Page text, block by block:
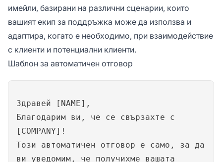
имейли, базирани на различни сценарии, които
вашият екип за поддръжка може да използва и
адаптира, когато е необходимо, при взаимодействие
с клиенти и потенциални клиенти.
Шаблон за автоматичен отговор
Здравей [NAME],
Благодарим ви, че се свързахте с
[COMPANY]!
Този автоматичен отговор е само, за да
ви уведомим, че получихме вашата